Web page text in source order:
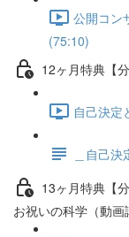
公開コン
(75:10)
12ヶ月特典【
自己決定
＿自己
13ヶ月特典【
お祝いの科学（動画